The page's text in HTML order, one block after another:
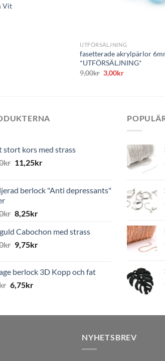
Vit
UTFÖRSÄLJNING
fasetterade akrylpärlor
*UTFÖRSÄLJNING*
9,00kr Det
ursprungliga
3,00krDet
stort kors med strass
kr 11,25kr
berlock "Anti depressants"
kr 8,25kr
Cabochon med strass
kr 9,75kr
berlock 3D Kopp och fat
6,75kr
NYHETSBREV